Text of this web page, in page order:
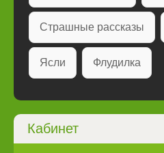
Страшные рассказы
Ясли Флудилка
Кабинет